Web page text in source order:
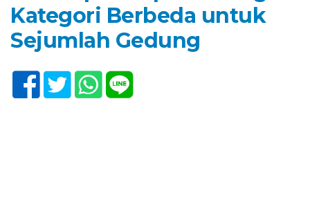
Kategori Berbeda untuk
Sejumlah Gedung